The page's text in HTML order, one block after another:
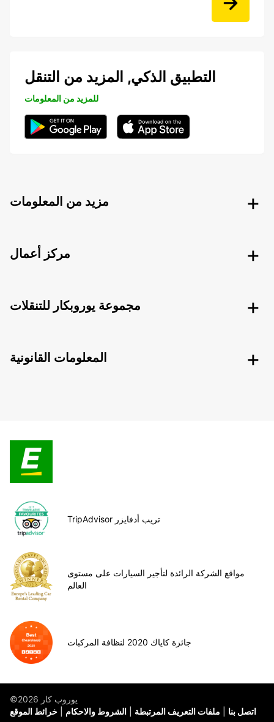
التطبيق الذكي, المزيد من التنقل
للمزيد من المعلومات
مزيد من المعلومات
مركز أعمال
مجموعة يوروبكار للتنقلات
المعلومات القانونية
TripAdvisor تريب أدفايزر
مواقع الشركة الرائدة لتأجير السيارات على مستوى
العالم
جائزة كاياك 2020 لنظافة المركبات
©يوروب كار 2026
خرائط الموقع
الشروط والاحكام ملفات التعريف المرتبطة اتصل بنا